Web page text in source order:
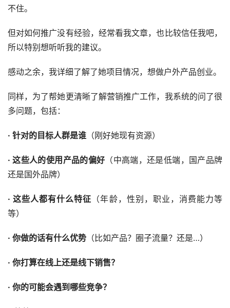
不住。
但对如何推广没有经验，经常看我文章，也比较信任我吧，
所以特别想听听我的建议。
感动之余，我详细了解了她项目情况，想做户外产品创业。
同样，为了帮她更清晰了解营销推广工作，我系统的问了很
多问题，包括：
· 针对的目标人群是谁 （刚好她现有资源）
· 这些人的使用产品的偏好 （中高端，还是低端，国产品牌
还是国外品牌）
· 这些人都有什么特征 （年龄，性别，职业，消费能力等
等）
· 你做的话有什么优势 （比如产品？圈子流量？还是…）
· 你打算在线上还是线下销售？
· 你的可能会遇到哪些竞争？